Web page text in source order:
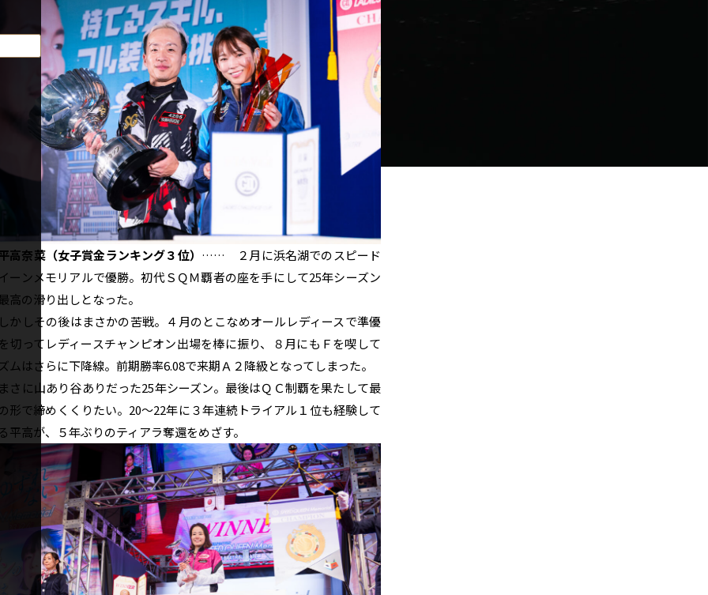
高奈菜（女子賞金ランキング３位） …… ２月に浜名湖でのスピード
ーンメモリアルで優勝。初代ＳＱＭ覇者の座を手にして25年シーズン
高の滑り出しとなった。
しその後はまさかの苦戦。４月のとこなめオールレディースで準優
切ってレディースチャンピオン出場を棒に振り、８月にもＦを喫して
ムはさらに下降線。前期勝率6.08で来期Ａ２降級となってしまった。
に山あり谷ありだった25年シーズン。最後はＱＣ制覇を果たして最
形で締めくくりたい。20～22年に３年連続トライアル１位も経験して
平高が、５年ぶりのティアラ奪還をめざす。